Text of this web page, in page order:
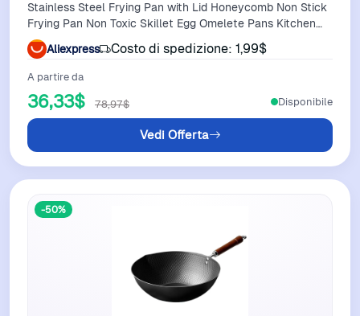
Stainless Steel Frying Pan with Lid Honeycomb Non Stick
Frying Pan Non Toxic Skillet Egg Omelete Pans Kitchen
Cookware JT561
Aliexpress Costo di spedizione: 1,99$
A partire da
36,33$ 78,97$
Vedi Offerta
Disponibile
-50%